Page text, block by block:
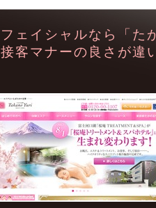
フェイシャルなら「た
接客マナーの良さが違